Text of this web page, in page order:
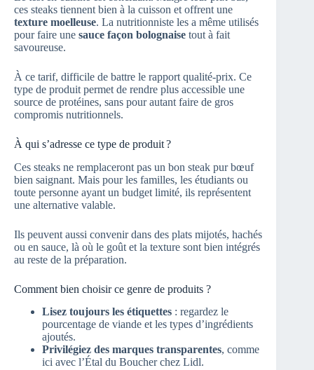
ces steaks tiennent bien à la cuisson et offrent une
texture moelleuse. La nutritionniste les a même utilisés
pour faire une sauce façon bolognaise tout à fait
savoureuse.
À ce tarif, difficile de battre le rapport qualité-prix. Ce
type de produit permet de rendre plus accessible une
source de protéines, sans pour autant faire de gros
compromis nutritionnels.
À qui s’adresse ce type de produit ?
Ces steaks ne remplaceront pas un bon steak pur bœuf
bien saignant. Mais pour les familles, les étudiants ou
toute personne ayant un budget limité, ils représentent
une alternative valable.
Ils peuvent aussi convenir dans des plats mijotés, hachés
ou en sauce, là où le goût et la texture sont bien intégrés
au reste de la préparation.
Comment bien choisir ce genre de produits ?
Lisez toujours les étiquettes : regardez le
pourcentage de viande et les types d’ingrédients
ajoutés.
Privilégiez des marques transparentes, comme
ici avec l’Étal du Boucher chez Lidl.